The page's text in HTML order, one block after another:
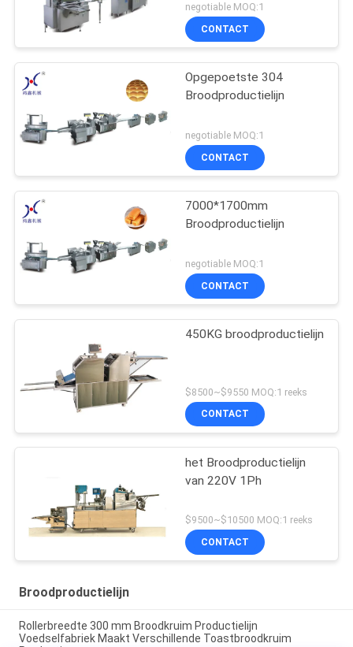
negotiable MOQ:1
CONTACT
Opgepoetste 304
Broodproductielijn
negotiable MOQ:1
CONTACT
7000*1700mm
Broodproductielijn
negotiable MOQ:1
CONTACT
450KG broodproductielijn
$8500~$9550 MOQ:1 reeks
CONTACT
het Broodproductielijn
van 220V 1Ph
$9500~$10500 MOQ:1 reeks
CONTACT
Broodproductielijn
Rollerbreedte 300 mm Broodkruim Productielijn
Voedselfabriek Maakt Verschillende Toastbroodkruim